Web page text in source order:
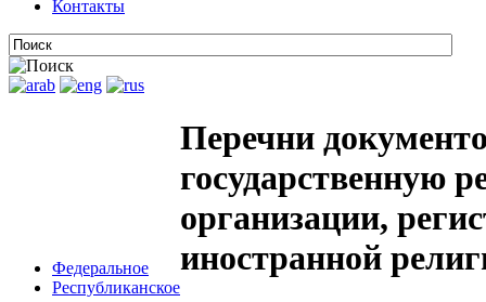
Контакты
Федеральное
Республиканское
Перечни
государственную
организации,
иностранной